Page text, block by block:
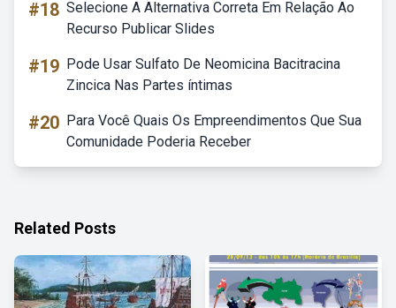
#18 Selecione A Alternativa Correta Em Relação Ao
Recurso Publicar Slides
#19 Pode Usar Sulfato De Neomicina Bacitracina
Zincica Nas Partes íntimas
#20 Para Você Quais Os Empreendimentos Que Sua
Comunidade Poderia Receber
Related Posts